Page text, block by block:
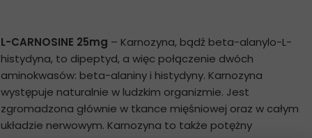
L-CARNOSINE 25mg – Karnozyna, bądź beta-alanylo-L-
histydyna, to dipeptyd, a więc połączenie dwóch
aminokwasów: beta-alaniny i histydyny. Karnozyna
występuje naturalnie w ludzkim organizmie. Jest
zgromadzona głównie w tkance mięśniowej oraz w całym
układzie nerwowym. Karnozyna to także potężny